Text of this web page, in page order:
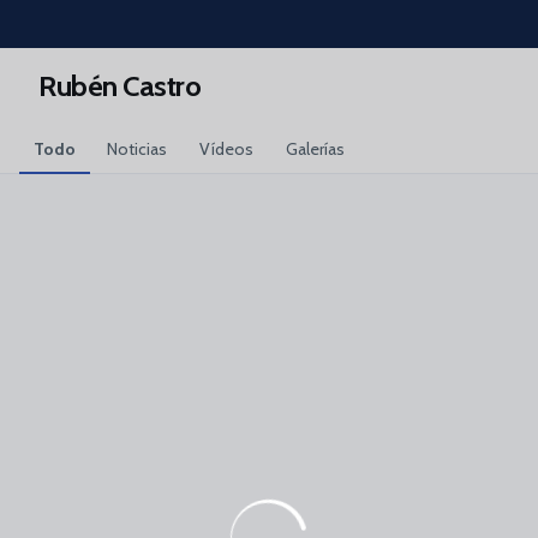
Skip to main content
Rubén Castro
Todo Noticias Vídeos Galerías